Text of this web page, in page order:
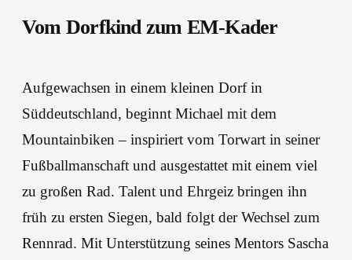
Vom Dorfkind zum EM-Kader
Aufgewachsen in einem kleinen Dorf in
Süddeutschland, beginnt Michael mit dem
Mountainbiken – inspiriert vom Torwart in seiner
Fußballmanschaft und ausgestattet mit einem viel
zu großen Rad. Talent und Ehrgeiz bringen ihn
früh zu ersten Siegen, bald folgt der Wechsel zum
Rennrad. Mit Unterstützung seines Mentors Sascha